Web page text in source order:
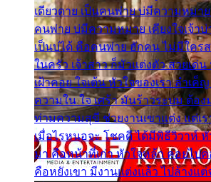
เดียวดาย เป็นคนพ่าย บ่มีความหมาย
คนพ่าย บ่มีความหมาย เคียงใจเจ้าบ่
เป็นบ่ได้ คือคนพ่าย ฮักคน ไม่มีใคร
ในครัว เจ้าสาว ก็มัวแต่งตัว สวยเด่น
เฝ้าคอย ใจเต้น หัวใจของเรา ลำเค็
ความใน ใจ เศร้า มันร้าวระบม ต้อ
ท่ามความสุขี ช่วยงานเขาแต่ง แต่เ
เมื่อไรหนอจะ โชคดี ได้มีพิธีวิวาห์
มา คือหน้าที่เก่า หัวใจหล้า คอยไป
คือหยังเขา มีงานแต่งแล้ว ไปล้างแ